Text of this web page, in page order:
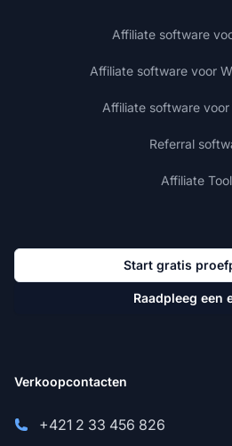
Affiliate software
Affiliate software voor
Affiliate software voor
Referral
Affiliate
Start gratis
Raadpleeg een
Verkoopcontacten
+421 2 33 456 826